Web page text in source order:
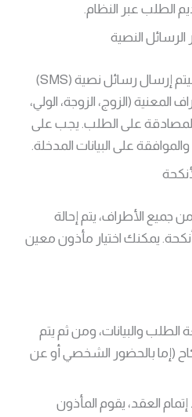
الطلب عبر النظام.
هذه خطوة أمان مهمة. سيتم إرسال رسائل نصية (SMS)
المعنية (الزوج، الزوجة، الولي،
على الطلب. يجب على
على البيانات المدخلة.
جميع الأطراف، يتم إحالة
يمكنك اختيار مأذون معين
الطلب والبيانات، ومن ثم يتم
(إما بالحضور الشخصي أو عن
العقد، يقوم المأذون